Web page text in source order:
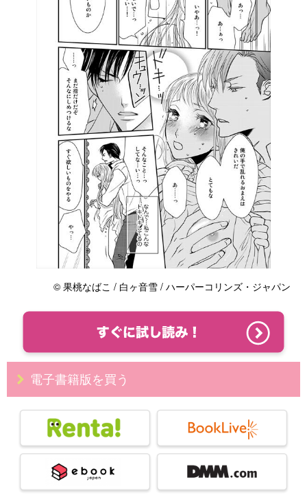
© 果桃なばこ / 白ヶ音雪 / ハーパーコリンズ・ジャパン
電子書籍版を買う